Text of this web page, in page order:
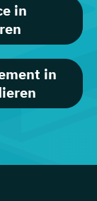
in
in